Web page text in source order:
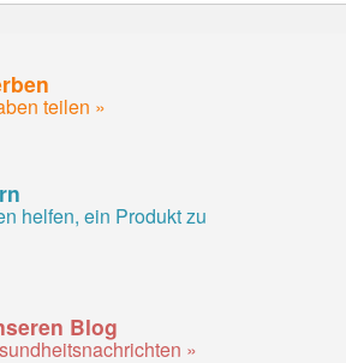
teilen »
helfen, ein Produkt zu
Blog
»